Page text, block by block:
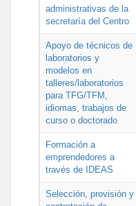
administrativas de la
secretaría del Centro
Apoyo de técnicos de
laboratorios y
modelos en
talleres/laboratorios
para TFG/TFM,
idiomas, trabajos de
curso o doctorado
Formación a
emprendedores a
través de IDEAS
Selección, provisión y